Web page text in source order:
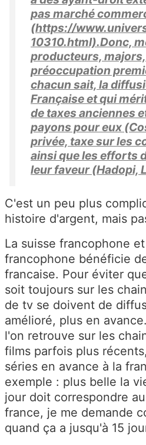
pas marché
(https://
10310.html).Donc,
producteurs,
préoccupation
chacun sait, la
Française et qui
de taxes anciennes
payons pour eux
privée, taxe sur les
ainsi que les efforts
leur faveur (Hadopi,
C'est un peu plus
histoire d'argent, mais
La suisse francophone
francophone bénéficie
francaise. Pour éviter
soit toujours sur les
de tv se doivent de
amélioré, plus en
l'on retrouve sur les
films parfois plus
séries en avance à la
exemple : plus belle la
jour doit correspondre
france, je me demande
quand ça a jusqu'à 15